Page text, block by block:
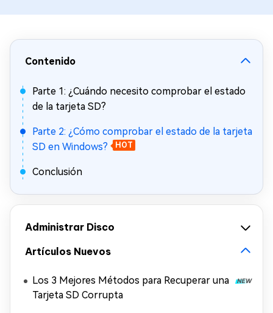
Contenido
Parte 1: ¿Cuándo necesito comprobar el estado
de la tarjeta SD?
Parte 2: ¿Cómo comprobar el estado de la tarjeta
SD en Windows?
HOT
Conclusión
Administrar Disco
Artículos Nuevos
Los 3 Mejores Métodos para Recuperar una
Tarjeta SD Corrupta